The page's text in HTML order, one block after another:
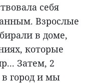
себя
Взрослые
в доме,
которые
Затем, 2
в город и мы